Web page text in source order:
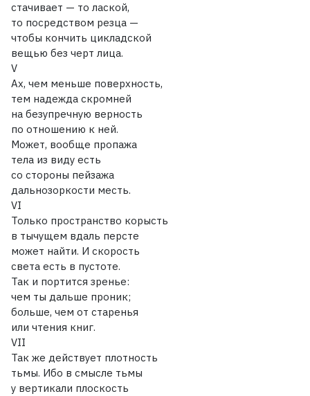
стачивает — то лаской,
то посредством резца —
чтобы кончить цикладской
вещью без черт лица.
V
Ах, чем меньше поверхность,
тем надежда скромней
на безупречную верность
по отношению к ней.
Может, вообще пропажа
тела из виду есть
со стороны пейзажа
дальнозоркости месть.
VI
Только пространство корысть
в тычущем вдаль персте
может найти. И скорость
света есть в пустоте.
Так и портится зренье:
чем ты дальше проник;
больше, чем от старенья
или чтения книг.
VII
Так же действует плотность
тьмы. Ибо в смысле тьмы
у вертикали плоскость